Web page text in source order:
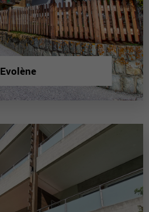
Evolène